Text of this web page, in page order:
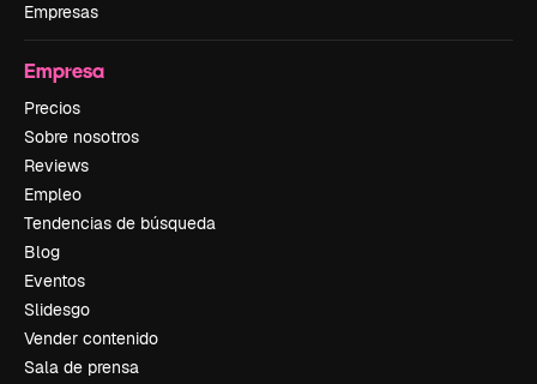
Empresas
Empresa
Precios
Sobre nosotros
Reviews
Empleo
Tendencias de búsqueda
Blog
Eventos
Slidesgo
Vender contenido
Sala de prensa